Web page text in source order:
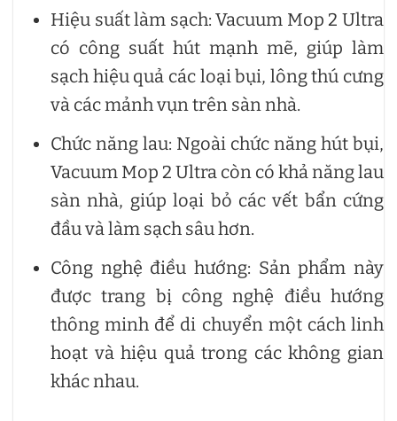
Hiệu suất làm sạch: Vacuum Mop 2 Ultra
có công suất hút mạnh mẽ, giúp làm
sạch hiệu quả các loại bụi, lông thú cưng
và các mảnh vụn trên sàn nhà.
Chức năng lau: Ngoài chức năng hút bụi,
Vacuum Mop 2 Ultra còn có khả năng lau
sàn nhà, giúp loại bỏ các vết bẩn cứng
đầu và làm sạch sâu hơn.
Công nghệ điều hướng: Sản phẩm này
được trang bị công nghệ điều hướng
thông minh để di chuyển một cách linh
hoạt và hiệu quả trong các không gian
khác nhau.